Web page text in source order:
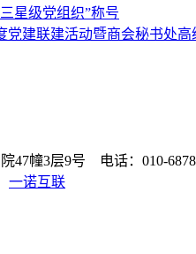
星级党组织”称号
党建联建活动暨商会秘书处
47幢3层9号 电话：010-
一诺互联